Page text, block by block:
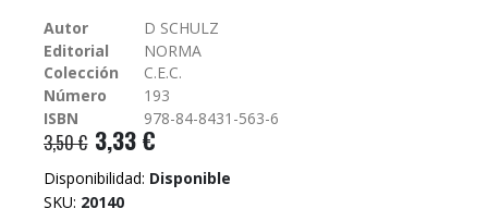
galería
imágenes
Autor
D SCHULZ
Editorial
NORMA
Colección
C.E.C.
Número
193
ISBN
978-84-8431-563-6
3,50 € 3,33 €
Disponibilidad: Disponible
SKU 20140